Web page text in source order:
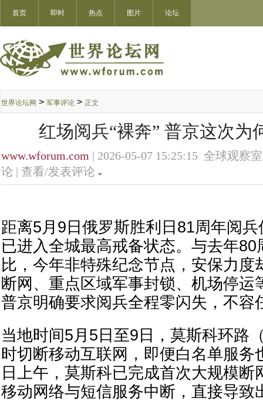
首页 即时 热点 图片 论坛
世界论坛网 > 军事评论 > 正文
红场阅兵“裸奔” 普京这次为
www.wforum.com | 2026-05-07 15:25:15 全球观察
论 | 查看/发表评论
距离5月9日俄罗斯胜利日81周年阅
已进入全城最高戒备状态。与去年80
比，今年非特殊纪念节点，安保力度
断网、重点区域军事封锁、机场停运
普京明确要求阅兵全程零闪失，不容
当地时间5月5日至9日，莫斯科环路
时切断移动互联网，即便白名单服务
日上午，莫斯科已完成首次大规模断
移动网络与短信服务中断，直接导致